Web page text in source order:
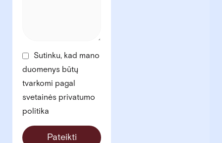
Sutinku, kad mano
duomenys būtų
tvarkomi pagal
svetainės privatumo
politika
Pateikti